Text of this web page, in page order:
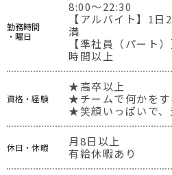
勤務時間
・曜日
8:00〜22:30
【アルバイト】1
満
【準社員（パート
時間以上
資格・経験
★高卒以上
★チームで何かをす
★笑顔いっぱいで、
休日・休暇
月8日以上
有給休暇あり